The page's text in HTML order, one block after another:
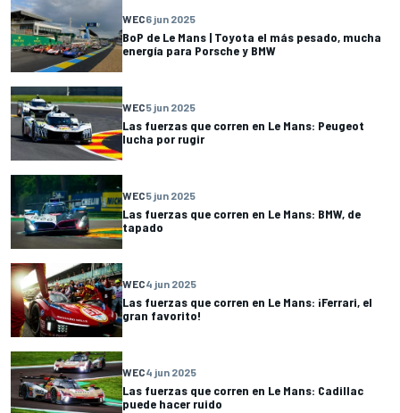
WEC6 jun 2025
BoP de Le Mans | Toyota el más pesado, mucha
energía para Porsche y BMW
WEC5 jun 2025
Las fuerzas que corren en Le Mans: Peugeot
lucha por rugir
WEC5 jun 2025
Las fuerzas que corren en Le Mans: BMW, de
tapado
WEC4 jun 2025
Las fuerzas que corren en Le Mans: ¡Ferrari, el
gran favorito!
WEC4 jun 2025
Las fuerzas que corren en Le Mans: Cadillac
puede hacer ruido